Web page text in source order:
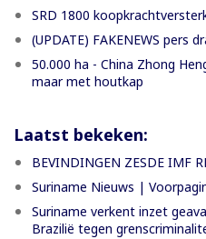
SRD 1800
(UPDATE) FAKENEWS pers
50.000 ha - China Zhong
maar met houtkap
Laatst bekeken:
BEVINDINGEN ZESDE IMF
Suriname Nieuws |
Suriname verkent inzet
Brazilië tegen